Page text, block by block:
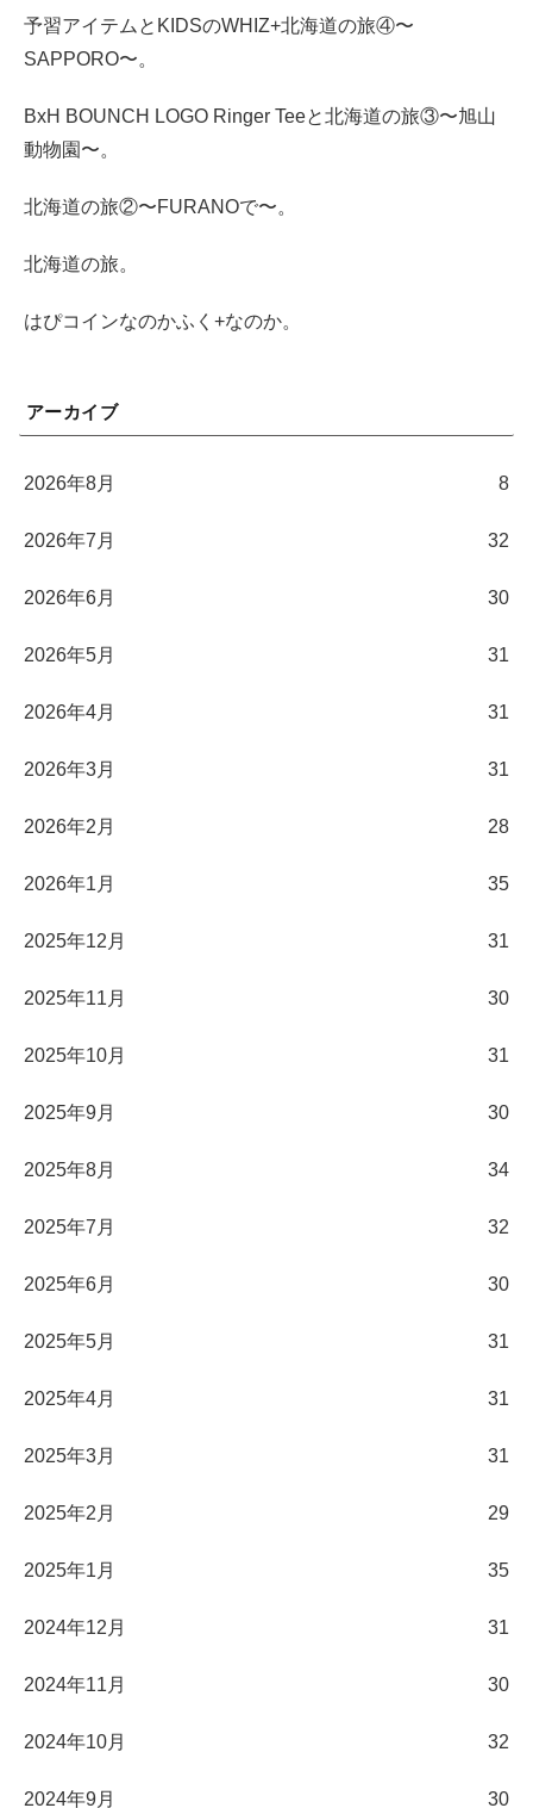
予習アイテムとKIDSのWHIZ+北海道の旅④〜
SAPPORO〜。
BxH BOUNCH LOGO Ringer Teeと北海道の旅③〜旭山
動物園〜。
北海道の旅②〜FURANOで〜。
北海道の旅。
はぴコインなのかふく+なのか。
アーカイブ
2026年8月 8
2026年7月 32
2026年6月 30
2026年5月 31
2026年4月 31
2026年3月 31
2026年2月 28
2026年1月 35
2025年12月 31
2025年11月 30
2025年10月 31
2025年9月 30
2025年8月 34
2025年7月 32
2025年6月 30
2025年5月 31
2025年4月 31
2025年3月 31
2025年2月 29
2025年1月 35
2024年12月 31
2024年11月 30
2024年10月 32
2024年9月 30